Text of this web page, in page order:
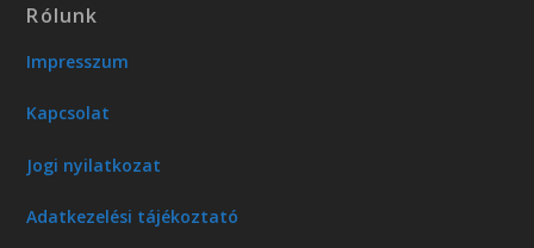
Rólunk
Impresszum
Kapcsolat
Jogi nyilatkozat
Adatkezelési tájékoztató